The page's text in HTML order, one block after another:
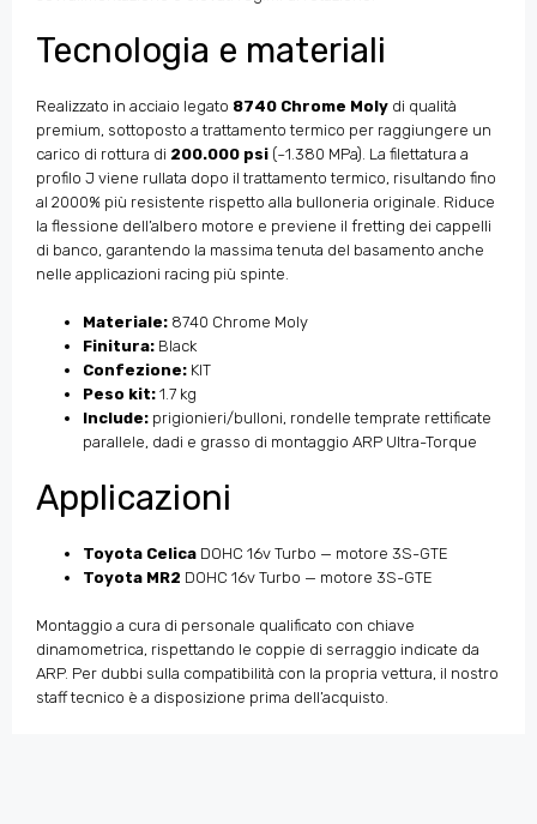
Tecnologia e materiali
Realizzato in acciaio legato 8740 Chrome Moly di qualità
premium, sottoposto a trattamento termico per raggiungere un
carico di rottura di 200.000 psi (~1.380 MPa). La filettatura a
profilo J viene rullata dopo il trattamento termico, risultando fino
al 2000% più resistente rispetto alla bulloneria originale. Riduce
la flessione dell’albero motore e previene il fretting dei cappelli
di banco, garantendo la massima tenuta del basamento anche
nelle applicazioni racing più spinte.
Materiale: 8740 Chrome Moly
Finitura: Black
Confezione: KIT
Peso kit: 1.7 kg
Include: prigionieri/bulloni, rondelle temprate rettificate
parallele, dadi e grasso di montaggio ARP Ultra-Torque
Applicazioni
Toyota Celica DOHC 16v Turbo — motore 3S-GTE
Toyota MR2 DOHC 16v Turbo — motore 3S-GTE
Montaggio a cura di personale qualificato con chiave
dinamometrica, rispettando le coppie di serraggio indicate da
ARP. Per dubbi sulla compatibilità con la propria vettura, il nostro
staff tecnico è a disposizione prima dell’acquisto.